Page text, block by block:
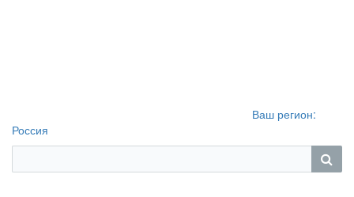
Ваш регион:
Россия